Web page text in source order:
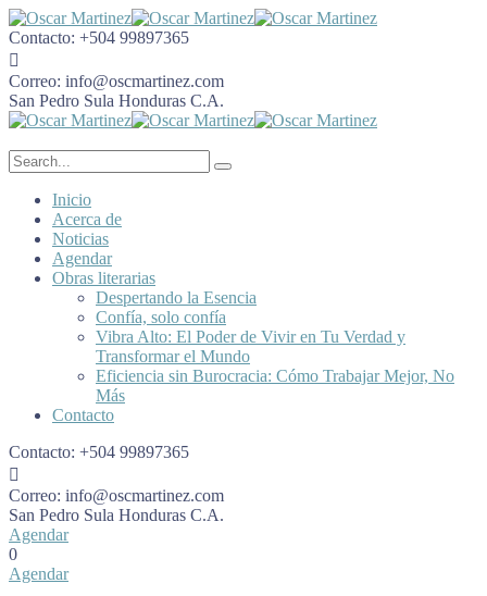
Contacto: +504 99897365
Correo: info@oscmartinez.com
San Pedro Sula Honduras C.A.
Inicio
Acerca de
Noticias
Agendar
Obras literarias
Despertando la Esencia
Confía, solo confía
Vibra Alto: El Poder de Vivir en Tu Verdad y
Transformar el Mundo
Eficiencia sin Burocracia: Cómo Trabajar Mejor, No
Más
Contacto
Contacto: +504 99897365
Correo: info@oscmartinez.com
San Pedro Sula Honduras C.A.
Agendar
0
Agendar